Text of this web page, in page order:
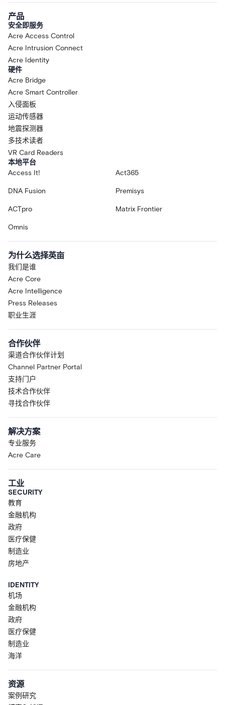
产品
安全即服务
Acre Access Control
Acre Intrusion Connect
Acre Identity
硬件
Acre Bridge
Acre Smart Controller
入侵面板
运动传感器
地震探测器
多技术读者
VR Card Readers
本地平台
Access It!
Act365
DNA Fusion Premisys
ACTpro Matrix Frontier
Omnis
为什么选择英亩
我们是谁
Acre Core
Acre Intelligence
Press Releases
职业生涯
合作伙伴
渠道合作伙伴计划
Channel Partner Portal
支持门户
技术合作伙伴
寻找合作伙伴
解决方案
专业服务
Acre Care
工业
SECURITY
教育
金融机构
政府
医疗保健
制造业
房地产
IDENTITY
机场
金融机构
政府
医疗保健
制造业
海洋
资源
案例研究